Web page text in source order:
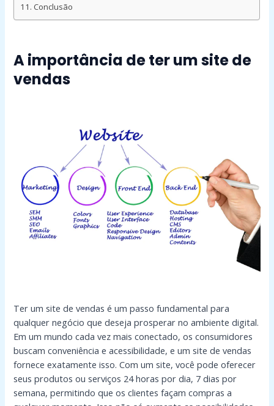
Conclusão
A importância de ter um site de
vendas
Ter um site de vendas é um passo fundamental para
qualquer negócio que deseja prosperar no ambiente digital.
Em um mundo cada vez mais conectado, os consumidores
buscam conveniência e acessibilidade, e um site de vendas
fornece exatamente isso. Com um site, você pode oferecer
seus produtos ou serviços 24 horas por dia, 7 dias por
semana, permitindo que os clientes façam compras a